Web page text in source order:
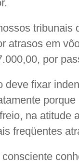
tribunais
atrasos em
por
deve fixar
na atitude
freqüentes